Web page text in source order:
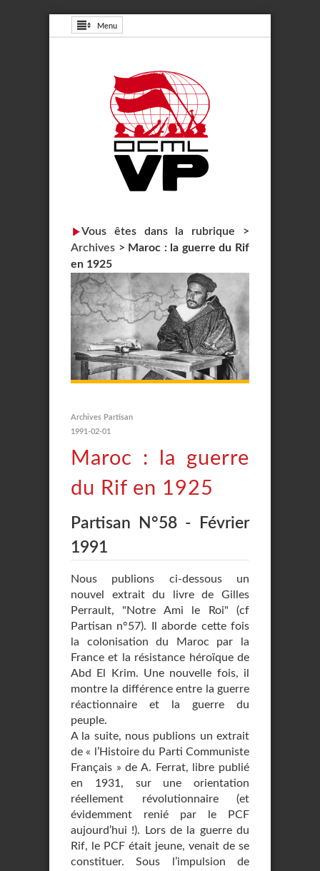
Menu
Vous êtes dans la rubrique >
Archives > Maroc : la guerre du Rif
en 1925
Archives Partisan
1991-02-01
Maroc : la guerre
du Rif en 1925
Partisan N°58 - Février
1991
Nous publions ci-dessous un
nouvel extrait du livre de Gilles
Perrault, "Notre Ami le Roi" (cf
Partisan n°57). Il aborde cette fois
la colonisation du Maroc par la
France et la résistance héroïque de
Abd El Krim. Une nouvelle fois, il
montre la différence entre la guerre
réactionnaire et la guerre du
peuple.
A la suite, nous publions un extrait
de « l’Histoire du Parti Communiste
Français » de A. Ferrat, libre publié
en 1931, sur une orientation
réellement révolutionnaire (et
évidemment renié par le PCF
aujourd’hui !). Lors de la guerre du
Rif, le PCF était jeune, venait de se
constituer. Sous l’impulsion de